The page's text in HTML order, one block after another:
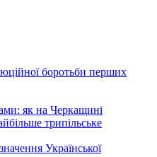
боротьби перших
як на Черкащині
трипільське
Української